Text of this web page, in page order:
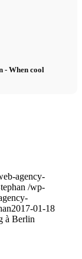
- When cool
agency-
/wp-
2017-01-18
à Berlin